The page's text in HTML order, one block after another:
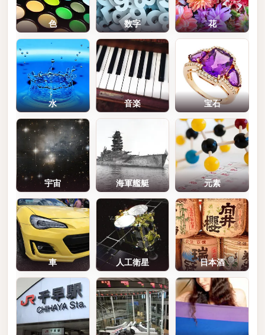
色 数字 花
水 音楽 宝石
宇宙 海軍艦艇 元素
車 人工衛星 日本酒